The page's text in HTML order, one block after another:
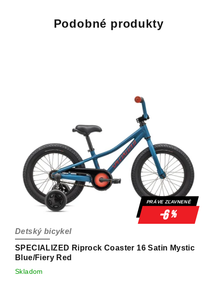
Podobné produkty
PRÁVE ZĽAVNENÉ
-6%
SPECIALIZED Riprock Coaster 16 Satin Mystic
Blue/Fiery Red
Detský bicykel
Skladom